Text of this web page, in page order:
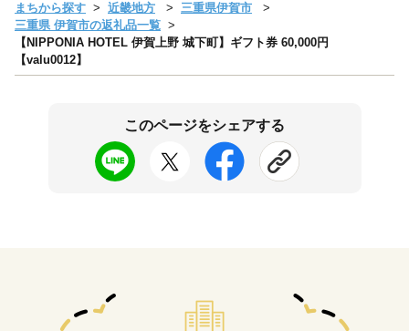
まちから探す 近畿地方
三重県伊賀市
三重県 伊賀市の返礼品一覧
【NIPPONIA HOTEL 伊賀上野 城下町】ギフト券 60,000円
【valu0012】
このページをシェアする